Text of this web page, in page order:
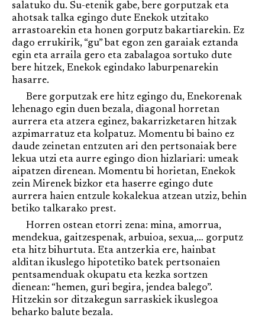
salatuko du. Su-etenik gabe, bere gorputzak eta
ahotsak talka egingo dute Enekok utzitako
arrastoarekin eta honen gorputz bakartiarekin. Ez
dago errukirik, “gu” bat egon zen garaiak eztanda
egin eta arraila gero eta zabalagoa sortuko dute
bere hitzek, Enekok egindako laburpenarekin
hasarre.
Bere gorputzak ere hitz egingo du, Enekorenak
lehenago egin duen bezala, diagonal horretan
aurrera eta atzera eginez, bakarrizketaren hitzak
azpimarratuz eta kolpatuz. Momentu bi baino ez
daude zeinetan entzuten ari den pertsonaiak bere
lekua utzi eta aurre egingo dion hizlariari: umeak
aipatzen direnean. Momentu bi horietan, Enekok
zein Mirenek bizkor eta haserre egingo dute
aurrera haien entzule kokalekua atzean utziz, behin
betiko talkarako prest.
Horren ostean etorri zena: mina, amorrua,
mendekua, gaitzespenak, arbuioa, sexua,… gorputz
eta hitz bihurtuta. Eta antzerkia ere, hainbat
alditan ikuslego hipotetiko batek pertsonaien
pentsamenduak okupatu eta kezka sortzen
dienean: “hemen, guri begira, jendea balego”.
Hitzekin sor ditzakegun sarraskiek ikuslegoa
beharko balute bezala.